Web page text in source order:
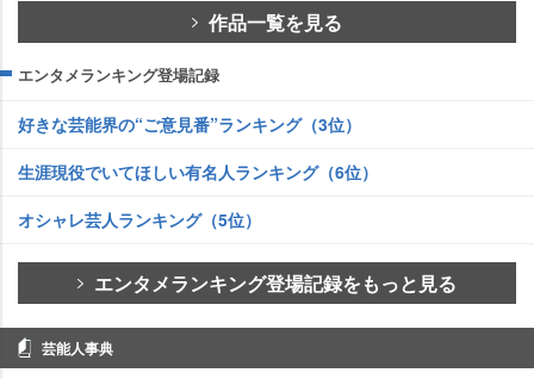
作品一覧を見る
エンタメランキング登場記録
好きな芸能界の“ご意見番”ランキング（3位）
生涯現役でいてほしい有名人ランキング（6位）
オシャレ芸人ランキング（5位）
エンタメランキング登場記録をもっと見る
芸能人事典